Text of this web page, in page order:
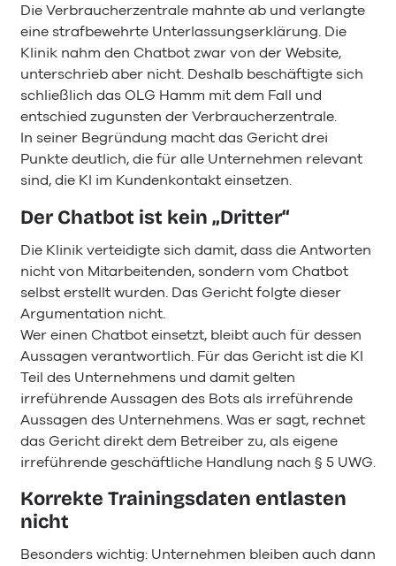
Die Verbraucherzentrale mahnte ab und verlangte
eine strafbewehrte Unterlassungserklärung. Die
Klinik nahm den Chatbot zwar von der Website,
unterschrieb aber nicht. Deshalb beschäftigte sich
schließlich das OLG Hamm mit dem Fall und
entschied zugunsten der Verbraucherzentrale.
In seiner Begründung macht das Gericht drei
Punkte deutlich, die für alle Unternehmen relevant
sind, die KI im Kundenkontakt einsetzen.
Der Chatbot ist kein „Dritter“
Die Klinik verteidigte sich damit, dass die Antworten
nicht von Mitarbeitenden, sondern vom Chatbot
selbst erstellt wurden. Das Gericht folgte dieser
Argumentation nicht.
Wer einen Chatbot einsetzt, bleibt auch für dessen
Aussagen verantwortlich. Für das Gericht ist die KI
Teil des Unternehmens und damit gelten
irreführende Aussagen des Bots als irreführende
Aussagen des Unternehmens. Was er sagt, rechnet
das Gericht direkt dem Betreiber zu, als eigene
irreführende geschäftliche Handlung nach § 5 UWG.
Korrekte Trainingsdaten entlasten
nicht
Besonders wichtig: Unternehmen bleiben auch dann